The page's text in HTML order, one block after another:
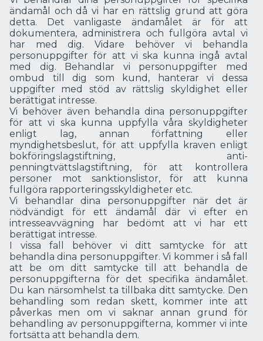
ändamål och då vi har en rättslig grund att göra
detta. Det vanligaste ändamålet är för att
dokumentera, administrera och fullgöra avtal vi
har med dig. Vidare behöver vi behandla
personuppgifter för att vi ska kunna ingå avtal
med dig. Behandlar vi personuppgifter med
ombud till dig som kund, hanterar vi dessa
uppgifter med stöd av rättslig skyldighet eller
berättigat intresse.
Vi behöver även behandla dina personuppgifter
för att vi ska kunna uppfylla våra skyldigheter
enligt lag, annan författning eller
myndighetsbeslut, för att uppfylla kraven enligt
bokföringslagstiftning, anti-
penningtvättslagstiftning, för att kontrollera
personer mot sanktionslistor, för att kunna
fullgöra rapporteringsskyldigheter etc.
Vi behandlar dina personuppgifter när det är
nödvändigt för ett ändamål där vi efter en
intresseavvägning har bedömt att vi har ett
berättigat intresse.
I vissa fall behöver vi ditt samtycke för att
behandla dina personuppgifter. Vi kommer i så fall
att be om ditt samtycke till att behandla de
personuppgifterna för det specifika ändamålet.
Du kan närsomhelst ta tillbaka ditt samtycke. Den
behandling som redan skett, kommer inte att
påverkas men om vi saknar annan grund för
behandling av personuppgifterna, kommer vi inte
fortsätta att behandla dem.